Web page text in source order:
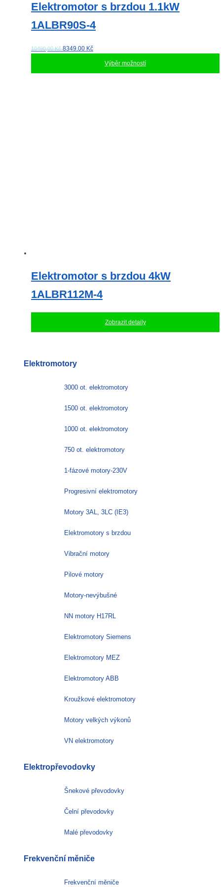
Elektromotor s brzdou 1.1kW
1ALBR90S-4
10490,00 Kč8349.00 Kč
Výběr možností
Elektromotor s brzdou 4kW
1ALBR112M-4
Zobrazit detaily
Elektromotory
3000 ot. elektromotory
1500 ot. elektromotory
1000 ot. elektromotory
750 ot. elektromotory
1-fázové motory-230V
Progresivní elektromotory
Motory 3AL, 3LC (IE3)
Elektromotory s brzdou
Vibrační motory
Pilové motory
Motory-nevýbušné
NN motory H17RL
Elektromotory Siemens
Elektromotory MEZ
Elektromotory ABB
Kroužkové elektromotory
Motory velkých výkonů
VN elektromotory
Elektropřevodovky
Šnekové převodovky
Čelní převodovky
Malé převodovky
Frekvenční měniče
Frekvenční měniče